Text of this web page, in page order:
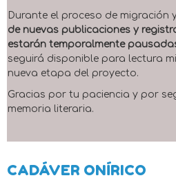
Durante el proceso de migración
de nuevas publicaciones y
estarán temporalmente
seguirá disponible para lectura
nueva etapa del proyecto.
Gracias por tu paciencia y por
memoria literaria.
CADÁVER ONÍRICO